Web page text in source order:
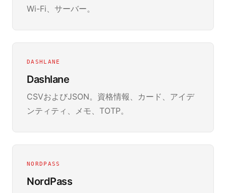
Wi-Fi、サーバー。
DASHLANE
Dashlane
CSVおよびJSON。資格情報、カード、アイデ
ンティティ、メモ、TOTP。
NORDPASS
NordPass